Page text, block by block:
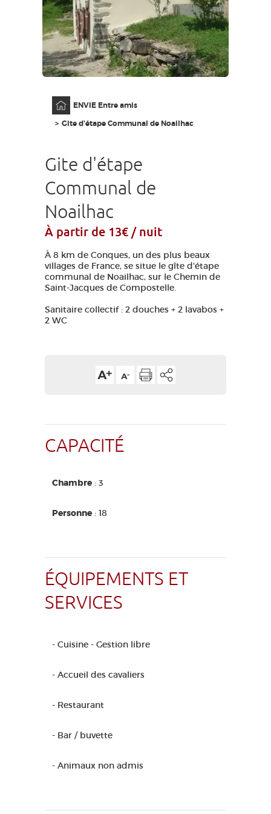
MA SÉLECTION
FR
ENVIE Entre amis
Gite d'étape Communal de Noailhac
Gite d'étape
Communal de
Noailhac
À partir de 13€ / nuit
À 8 km de Conques, un des plus beaux
villages de France, se situe le gîte d'étape
communal de Noailhac, sur le Chemin de
Saint-Jacques de Compostelle.
Sanitaire collectif : 2 douches + 2 lavabos +
2 WC
CAPACITÉ
Chambre : 3
Personne : 18
ÉQUIPEMENTS ET
SERVICES
- Cuisine - Gestion libre
- Accueil des cavaliers
- Restaurant
- Bar / buvette
- Animaux non admis